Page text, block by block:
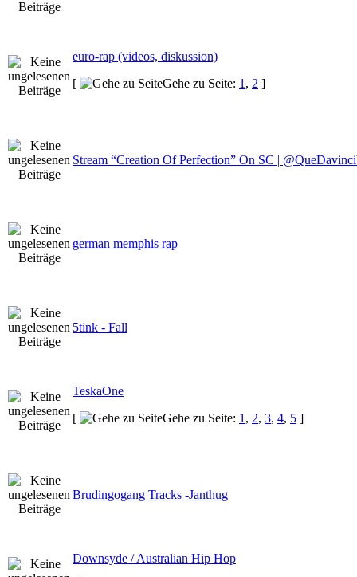
euro-rap (videos, diskussion)
[
Gehe zu Seite: 1 , 2 ]
Stream “Creation Of Perfection” On SC |
german memphis rap
5tink - Fall
TeskaOne
[
Gehe zu Seite: 1 , 2, 3, 4, 5 ]
Brudingogang Tracks -Janthug
Downsyde / Australian Hip Hop